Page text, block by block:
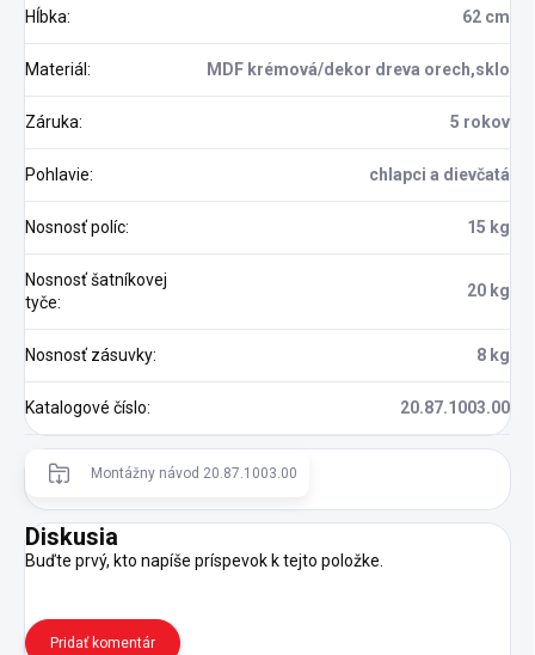
Hĺbka: 62 cm
Materiál: MDF krémová/dekor dreva orech,sklo
Záruka: 5 rokov
Pohlavie: chlapci a dievčatá
Nosnosť políc: 15 kg
Nosnosť šatníkovej
tyče:
20 kg
Nosnosť zásuvky: 8 kg
Katalogové číslo: 20.87.1003.00
Montážny návod 20.87.1003.00
Diskusia
Buďte prvý, kto napíše príspevok k tejto položke.
Pridať komentár